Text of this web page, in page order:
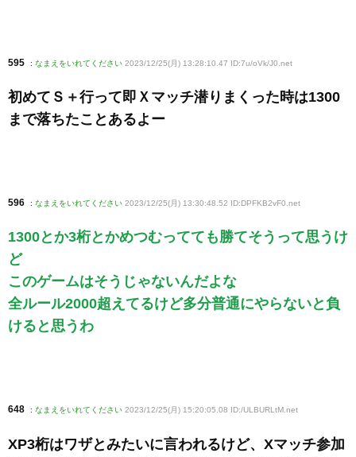
595 : なまえをいれてください 2023/12/25(月) 13:28:10.47 ID:7u/oVk/J0 .net
初めてＳ＋行って即Ｘマッチ潜りまくった時は1300
まで落ちたことあるよー
596 : なまえをいれてください 2023/12/25(月) 13:30:48.52 ID:DPFKB2vF0 .net
1300とか3桁とかめつむってても勝てそうって思うけ
ど
このゲームはそうじゃないんだよな
全ルール2000超えてるけど多分普通にやらないと負
けると思うわ
648 : なまえをいれてください 2023/12/25(月) 15:20:05.08 ID:/ULBURLtM.net
XP3桁はワザとみたいに言われるけど、Xマッチ参加